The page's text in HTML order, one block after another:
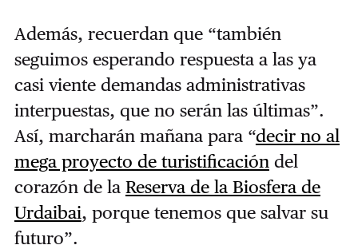
Además, recuerdan que “también
seguimos esperando respuesta a las ya
casi viente demandas administrativas
interpuestas, que no serán las últimas”.
Así, marcharán mañana para “decir no al
mega proyecto de turistificación del
corazón de la Reserva de la Biosfera de
Urdaibai, porque tenemos que salvar su
futuro”.